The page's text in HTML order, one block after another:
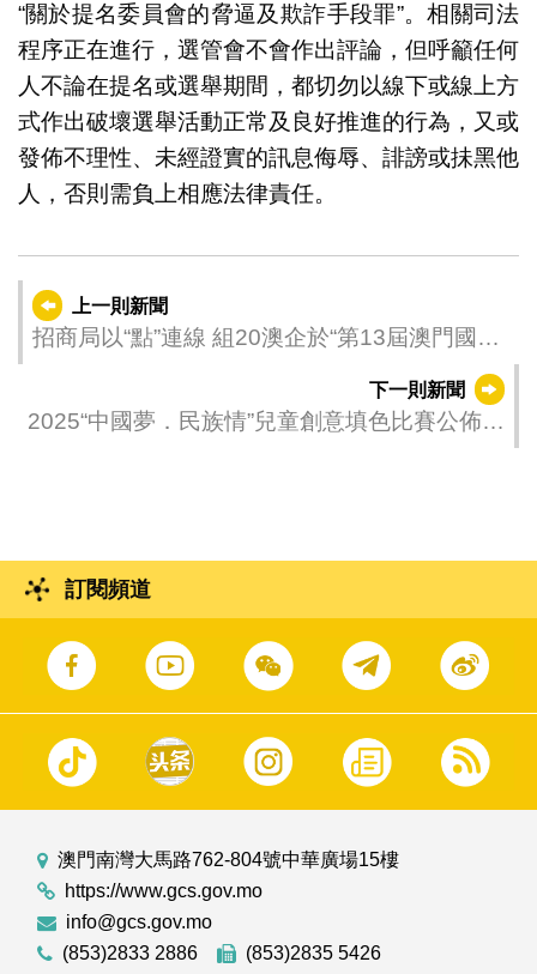
“關於提名委員會的脅逼及欺詐手段罪”。相關司法
程序正在進行，選管會不會作出評論，但呼籲任何
人不論在提名或選舉期間，都切勿以線下或線上方
式作出破壞選舉活動正常及良好推進的行為，又或
發佈不理性、未經證實的訊息侮辱、誹謗或抺黑他
人，否則需負上相應法律責任。
上一則新聞
招商局以“點”連線 組20澳企於“第13屆澳門國際
下一則新聞
2025“中國夢．民族情”兒童創意填色比賽公佈得
訂閱頻道
澳門南灣大馬路762-804號中華廣場15樓
https://www.gcs.gov.mo
info@gcs.gov.mo
(853)2833 2886
(853)2835 5426